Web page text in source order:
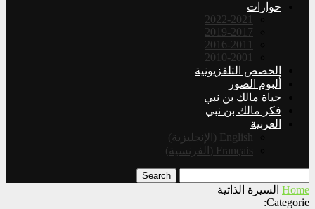
حوارات
2022-2021
2019-2017
2016-2011
2010-2001
الحصص التلفزيونية
ألبوم الصور
حياة مالك بن نبي
فكر مالك بن نبي
العربية
English
( الإنجليزية)
Français
( الفرنسية)
Search
Home السيرة الذاتية
Categorie: